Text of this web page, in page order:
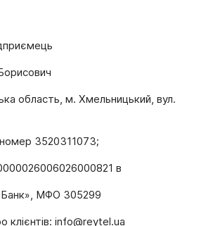
область, м. Хмельницький, вул.
номер 3520311073;
в
МФО 305299
клієнтів: info@reytel.ua